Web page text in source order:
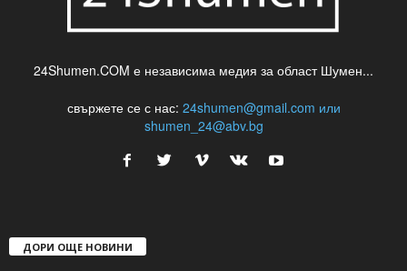
24Shumen.COM е независима медия за област Шумен...
свържете се с нас: 24shumen@gmail.com или
shumen_24@abv.bg
ДОРИ ОЩЕ НОВИНИ